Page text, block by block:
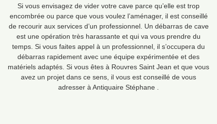
Si vous envisagez de vider votre cave parce qu’elle est trop
encombrée ou parce que vous voulez l’aménager, il est conseillé
de recourir aux services d’un professionnel. Un débarras de cave
est une opération très harassante et qui va vous prendre du
temps. Si vous faites appel à un professionnel, il s’occupera du
débarras rapidement avec une équipe expérimentée et des
matériels adaptés. Si vous êtes à Rouvres Saint Jean et que vous
avez un projet dans ce sens, il vous est conseillé de vous
adresser à Antiquaire Stéphane .